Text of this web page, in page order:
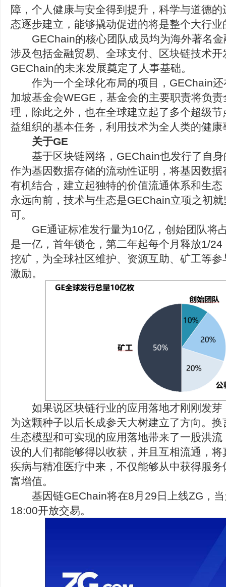
障，个人健康与安全得到提升，科学与道德
态逐步建立，能够撬动促进的将是整个大行
GEChain的核心团队成员均为海外著名金
涉及包括金融贸易、全球支付、区块链技术
GEChain的未来发展奠定了人事基础。
作为一个全球化布局的项目，GEChain还
加坡基金会WEGE，基金会的主要职责将负
理，除此之外，也在全球建立起了多个超级
益组织的基本任务，利用技术为全人类的健
关于GE
基于区块链网络，GEChain也发行了自身
作为基因数据存储的流动性证明，将基因数
有机结合，建立起独特的价值流通体系和生
永远向前，技术与生态是GEChain立项之初
可。
GE通证标准发行量为10亿，创始团队将
是一亿，首年锁仓，第二年起每个月释放1/
挖矿，为全球社区维护、资源互助、矿工等
激励。
如果说区块链行业的应用落地才刚刚发芽
为这颗种子以后长成参天大树建立了方向。
生态模型和可实现的应用落地带来了一股洪
设的人们都能够得以收获，并且互相流通，
疾病与精准医疗中来，不仅能够从中获得服
富增值。
基因链GEChain将在8月29日上线ZG，当
18:00开放交易。